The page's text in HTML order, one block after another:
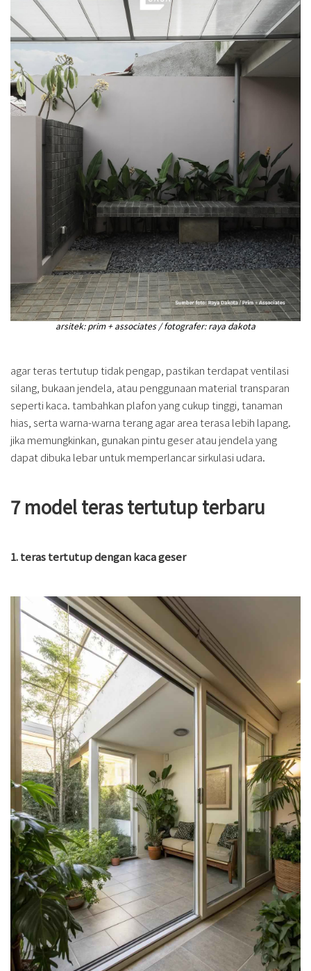
arsitek: prim + associates / fotografer: raya dakota
agar teras tertutup tidak pengap, pastikan terdapat ventilasi
silang, bukaan jendela, atau penggunaan material transparan
seperti kaca. tambahkan plafon yang cukup tinggi, tanaman
hias, serta warna-warna terang agar area terasa lebih lapang.
jika memungkinkan, gunakan pintu geser atau jendela yang
dapat dibuka lebar untuk memperlancar sirkulasi udara.
7 model teras tertutup terbaru
1. teras tertutup dengan kaca geser